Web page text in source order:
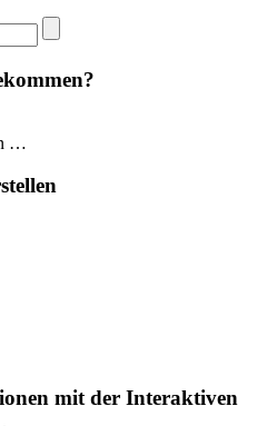
…
mit der Interaktiven